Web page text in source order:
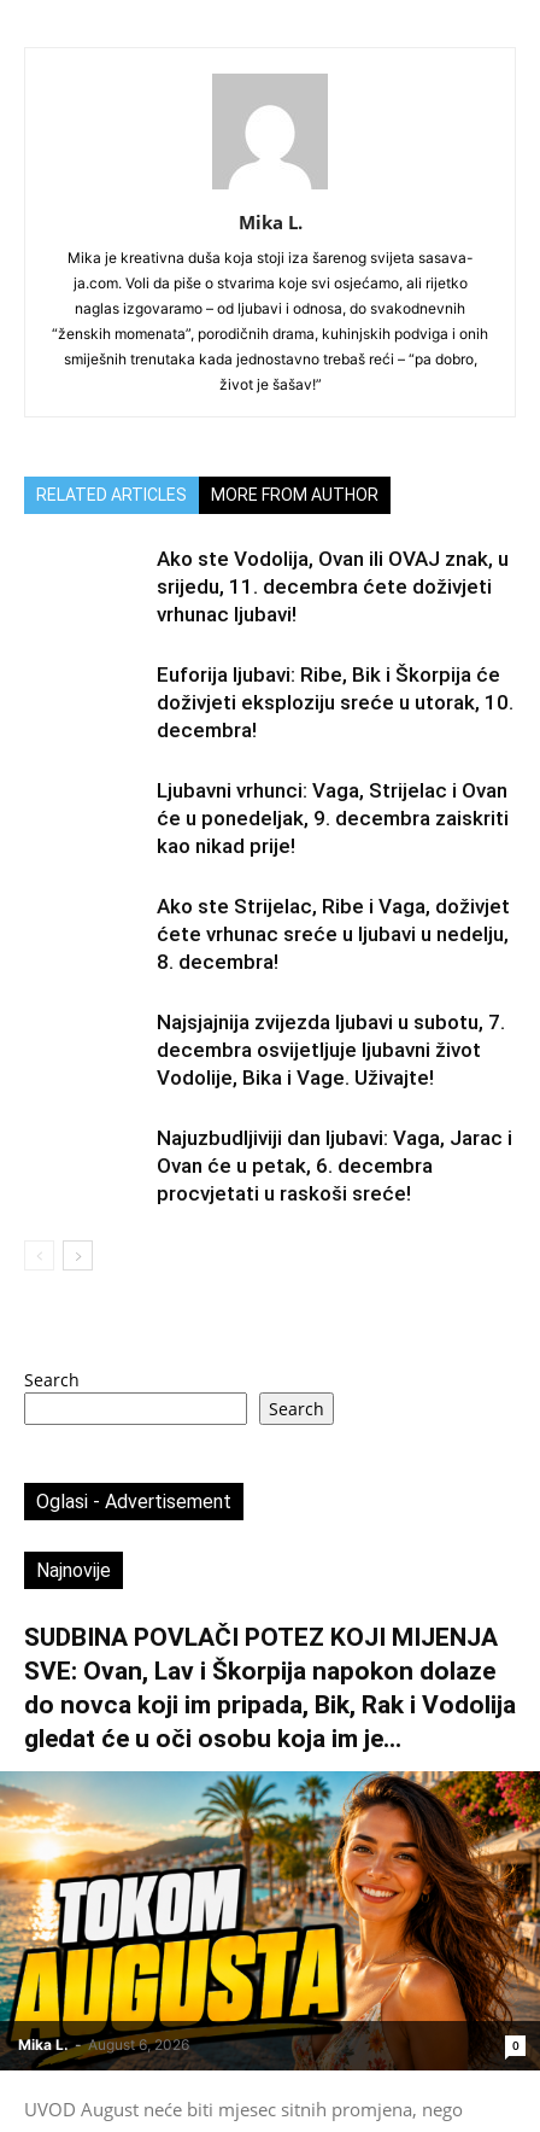
Mika L.
Mika je kreativna duša koja stoji iza šarenog svijeta sasava-
ja.com. Voli da piše o stvarima koje svi osjećamo, ali rijetko
naglas izgovaramo – od ljubavi i odnosa, do svakodnevnih
“ženskih momenata”, porodičnih drama, kuhinjskih podviga i onih
smiješnih trenutaka kada jednostavno trebaš reći – “pa dobro,
život je šašav!”
RELATED ARTICLES MORE FROM AUTHOR
Ako ste Vodolija, Ovan ili OVAJ znak, u
srijedu, 11. decembra ćete doživjeti
vrhunac ljubavi!
Euforija ljubavi: Ribe, Bik i Škorpija će
doživjeti eksploziju sreće u utorak, 10.
decembra!
Ljubavni vrhunci: Vaga, Strijelac i Ovan
će u ponedeljak, 9. decembra zaiskriti
kao nikad prije!
Ako ste Strijelac, Ribe i Vaga, doživjet
ćete vrhunac sreće u ljubavi u nedelju,
8. decembra!
Najsjajnija zvijezda ljubavi u subotu, 7.
decembra osvijetljuje ljubavni život
Vodolije, Bika i Vage. Uživajte!
Najuzbudljiviji dan ljubavi: Vaga, Jarac i
Ovan će u petak, 6. decembra
procvjetati u raskoši sreće!
Search
Search
Oglasi - Advertisement
Najnovije
SUDBINA POVLAČI POTEZ KOJI MIJENJA
SVE: Ovan, Lav i Škorpija napokon dolaze
do novca koji im pripada, Bik, Rak i Vodolija
gledat će u oči osobu koja im je...
Mika L. - August 6, 2026 0
UVOD August neće biti mjesec sitnih promjena, nego